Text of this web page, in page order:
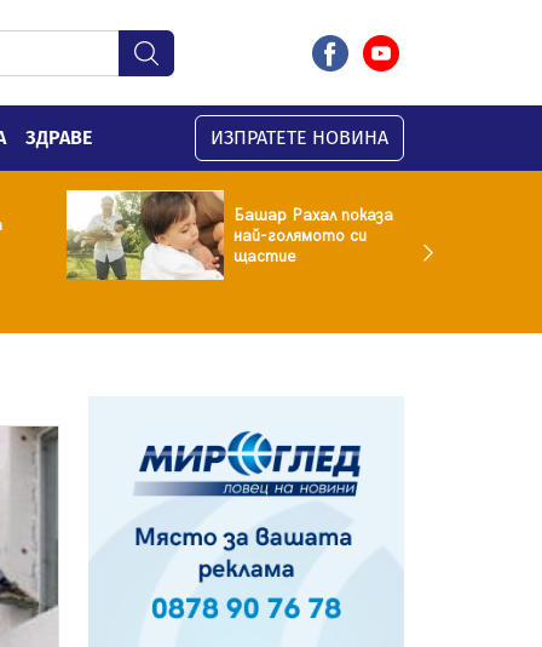
ЗДРАВЕ ИЗПРАТЕТЕ НОВИНА
Башар Рахал показа
най-голямото си
щастие